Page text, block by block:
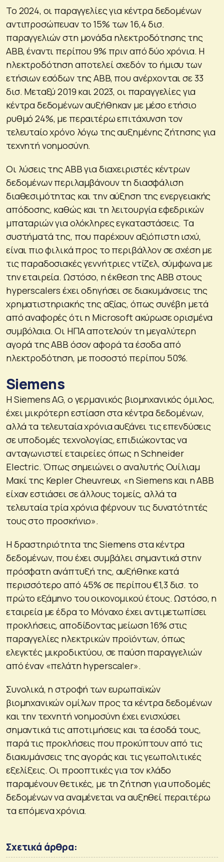
Το 2024, οι παραγγελίες για κέντρα δεδομένων
αντιπροσώπευαν το 15% των 16,4 δισ.
παραγγελιών στη μονάδα ηλεκτροδότησης της
ABB, έναντι περίπου 9% πριν από δύο χρόνια. Η
ηλεκτροδότηση αποτελεί σχεδόν το ήμισυ των
ετήσιων εσόδων της ABB, που ανέρχονται σε 33
δισ. Μεταξύ 2019 και 2023, οι παραγγελίες για
κέντρα δεδομένων αυξήθηκαν με μέσο ετήσιο
ρυθμό 24%, με περαιτέρω επιτάχυνση τον
τελευταίο χρόνο λόγω της αυξημένης ζήτησης για
τεχνητή νοημοσύνη.
Οι λύσεις της ABB για διαχειριστές κέντρων
δεδομένων περιλαμβάνουν τη διασφάλιση
διαθεσιμότητας και την αύξηση της ενεργειακής
απόδοσης, καθώς και τη λειτουργία εφεδρικών
μπαταριών για ολόκληρες εγκαταστάσεις. Τα
συστήματά της, που παρέχουν αξιόπιστη ισχύ,
είναι πιο φιλικά προς το περιβάλλον σε σχέση με
τις παραδοσιακές γεννήτριες ντίζελ, σύμφωνα με
την εταιρεία. Ωστόσο, η έκθεση της ABB στους
hyperscalers έχει οδηγήσει σε διακυμάνσεις της
χρηματιστηριακής της αξίας, όπως συνέβη μετά
από αναφορές ότι η Microsoft ακύρωσε ορισμένα
συμβόλαια. Οι ΗΠΑ αποτελούν τη μεγαλύτερη
αγορά της ABB όσον αφορά τα έσοδα από
ηλεκτροδότηση, με ποσοστό περίπου 50%.
Siemens
Η Siemens AG, ο γερμανικός βιομηχανικός όμιλος,
έχει μικρότερη εστίαση στα κέντρα δεδομένων,
αλλά τα τελευταία χρόνια αυξάνει τις επενδύσεις
σε υποδομές τεχνολογίας, επιδιώκοντας να
ανταγωνιστεί εταιρείες όπως η Schneider
Electric. Όπως σημειώνει ο αναλυτής Ουίλιαμ
Μακί της Kepler Cheuvreux, «η Siemens και η ABB
είχαν εστιάσει σε άλλους τομείς, αλλά τα
τελευταία τρία χρόνια φέρνουν τις δυνατότητές
τους στο προσκήνιο».
Η δραστηριότητα της Siemens στα κέντρα
δεδομένων, που έχει συμβάλει σημαντικά στην
πρόσφατη ανάπτυξή της, αυξήθηκε κατά
περισσότερο από 45% σε περίπου €1,3 δισ. το
πρώτο εξάμηνο του οικονομικού έτους. Ωστόσο, η
εταιρεία με έδρα το Μόναχο έχει αντιμετωπίσει
προκλήσεις, αποδίδοντας μείωση 16% στις
παραγγελίες ηλεκτρικών προϊόντων, όπως
ελεγκτές μικροδικτύου, σε παύση παραγγελιών
από έναν «πελάτη hyperscaler».
Συνολικά, η στροφή των ευρωπαϊκών
βιομηχανικών ομίλων προς τα κέντρα δεδομένων
και την τεχνητή νοημοσύνη έχει ενισχύσει
σημαντικά τις αποτιμήσεις και τα έσοδά τους,
παρά τις προκλήσεις που προκύπτουν από τις
διακυμάνσεις της αγοράς και τις γεωπολιτικές
εξελίξεις. Οι προοπτικές για τον κλάδο
παραμένουν θετικές, με τη ζήτηση για υποδομές
δεδομένων να αναμένεται να αυξηθεί περαιτέρω
τα επόμενα χρόνια.
Σχετικά άρθρα: